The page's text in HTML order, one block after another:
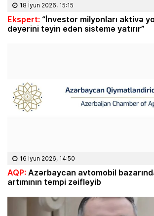
18 İyun 2026, 15:15
Ekspert: “İnvestor milyonları aktivə
dəyərini təyin edən sistemə yatırır”
16 İyun 2026, 14:50
AQP: Azərbaycan avtomobil
artımının tempi zəifləyib